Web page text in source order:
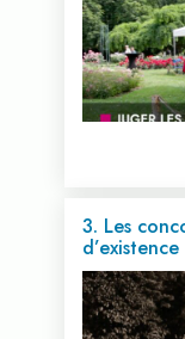
3. Les
d’existence